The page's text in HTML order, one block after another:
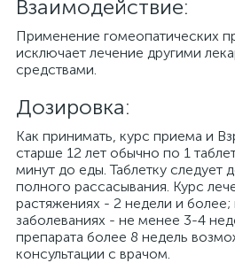
Взаимодействие:
Применение гомеопатических
исключает лечение другими
средствами.
Дозировка:
Как принимать, курс приема и
старше 12 лет обычно по 1
минут до еды. Таблетку следует
полного рассасывания. Курс
растяжениях - 2 недели и более;
заболеваниях - не менее 3-4
препарата более 8 недель
консультации с врачом.